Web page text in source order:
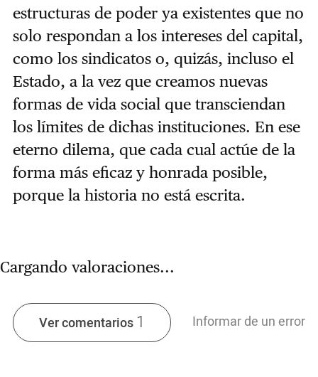
estructuras de poder ya existentes que no
solo respondan a los intereses del capital,
como los sindicatos o, quizás, incluso el
Estado, a la vez que creamos nuevas
formas de vida social que transciendan
los límites de dichas instituciones. En ese
eterno dilema, que cada cual actúe de la
forma más eficaz y honrada posible,
porque la historia no está escrita.
Cargando valoraciones...
Ver comentarios 1 Informar de un error